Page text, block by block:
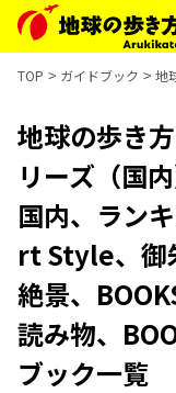
TOP ガイドブック 地
地球の歩き
リーズ（国
国内、ラン
rt Style、御
絶景、
読み物、
ブック一覧